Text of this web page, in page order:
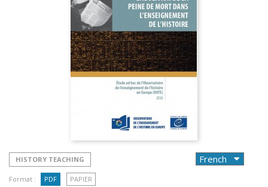
HISTORY TEACHING
Format : PDF PAPIER